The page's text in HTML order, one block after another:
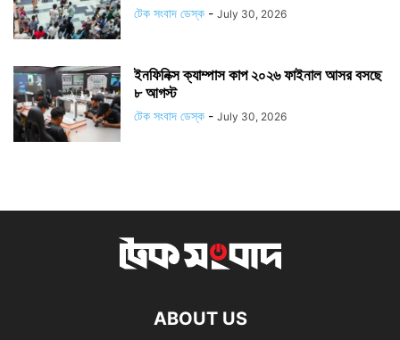
টেক সংবাদ ডেস্ক - July 30, 2026
ইনফিনিক্স ক্যাম্পাস কাপ ২০২৬ ফাইনাল আসর বসছে
৮ আগস্ট
টেক সংবাদ ডেস্ক - July 30, 2026
ABOUT US